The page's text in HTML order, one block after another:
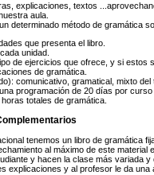
explicaciones, textos
aula.
determinado método de gramática
que presenta el libro.
unidad.
de ejercicios que ofrece, y si estos
de gramática.
comunicativo, gramatical, mixto
programación de 20 días por curso
totales de gramática.
tenemos un libro de gramática
al máximo de este
y hacen la clase más variada
explicaciones y al profesor le da